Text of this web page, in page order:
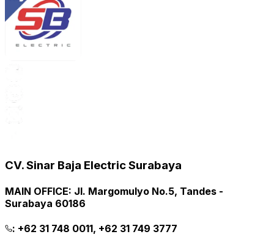
CV. Sinar Baja Electric Surabaya
MAIN OFFICE: Jl. Margomulyo No.5, Tandes -
Surabaya 60186
: +62 31 748 0011, +62 31 749 3777